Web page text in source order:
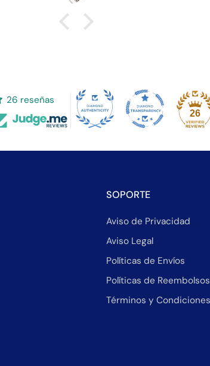
26 reseñas
26
SOPORTE
Aviso de Privacidad
Aviso Legal
Políticas de Envíos
Políticas de Reembolsos
Términos y